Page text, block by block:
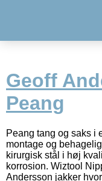
Geoff
Peang
Peang tang og saks i
montage og
kirurgisk stål i høj
korrosion. Wiztool
Andersson jakker